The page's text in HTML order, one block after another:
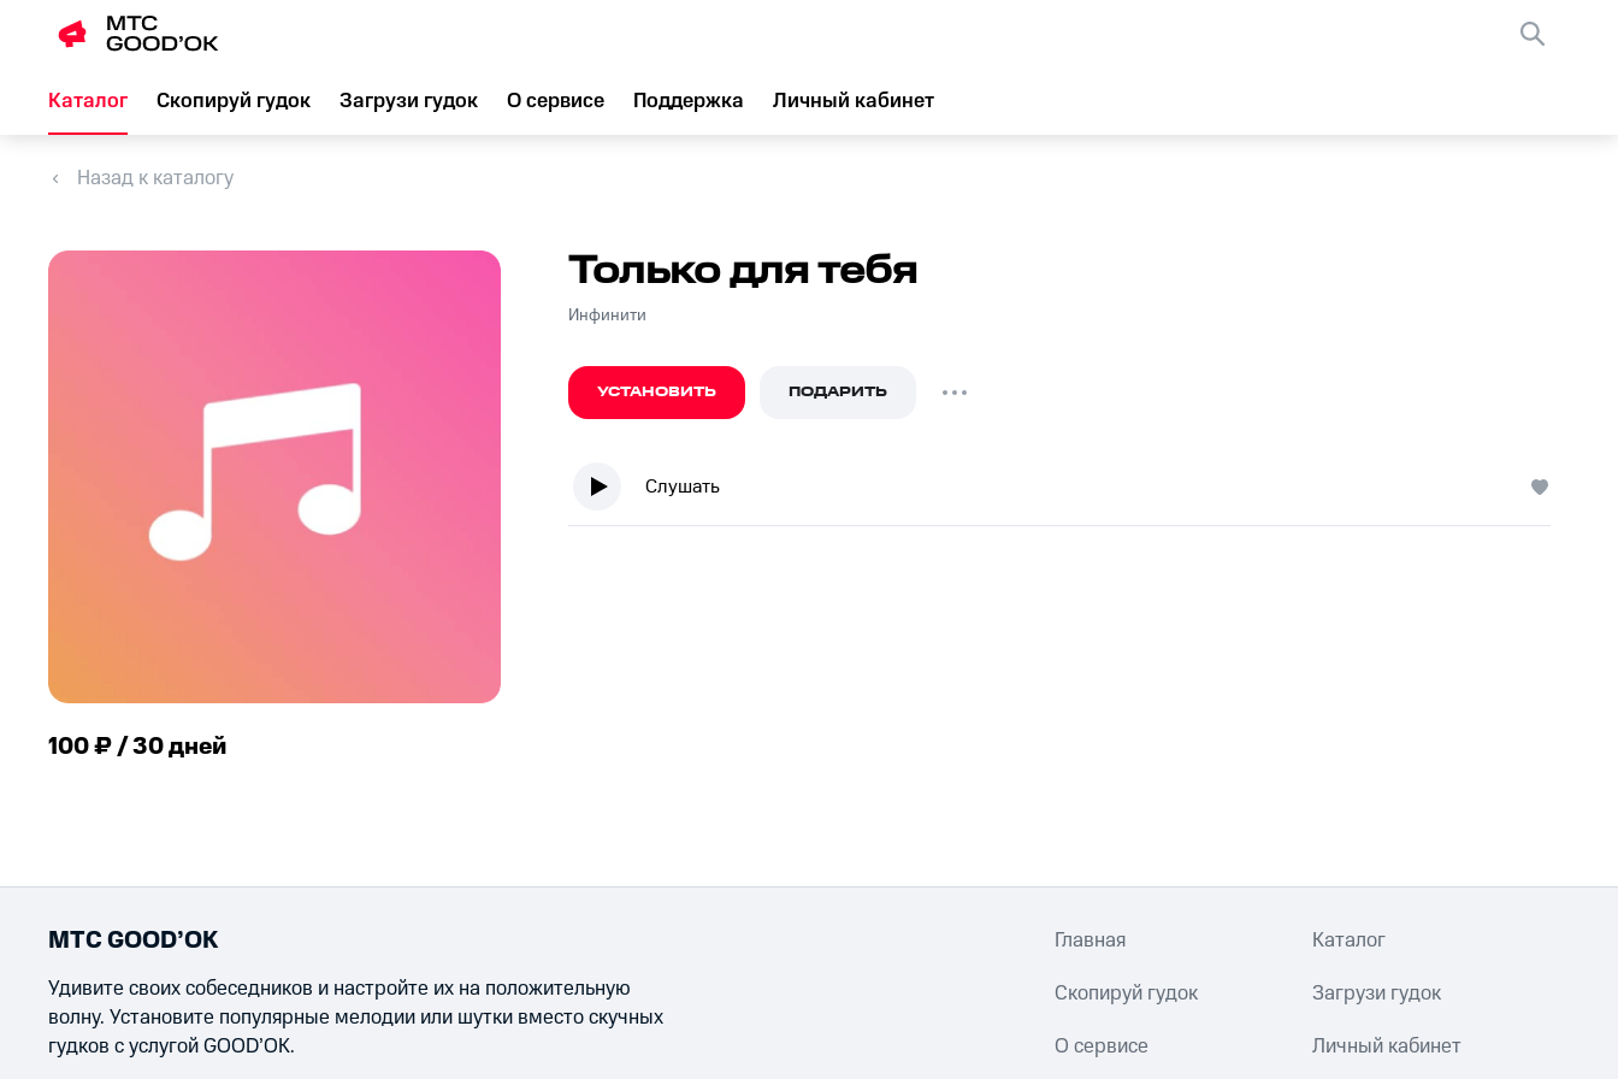
Каталог Скопируй гудок Загрузи гудок О сервисе Поддержка Личный кабинет
Назад к каталогу
100 ₽ / 30 дней
Только для тебя
Инфинити
УСТАНОВИТЬ ПОДАРИТЬ
Слушать
МТС GOOD’OK
Удивите своих собеседников и настройте их на положительную
волну. Установите популярные мелодии или шутки вместо скучных
гудков с услугой GOOD’OK.
Главная Каталог
Скопируй гудок Загрузи гудок
О сервисе Личный кабинет